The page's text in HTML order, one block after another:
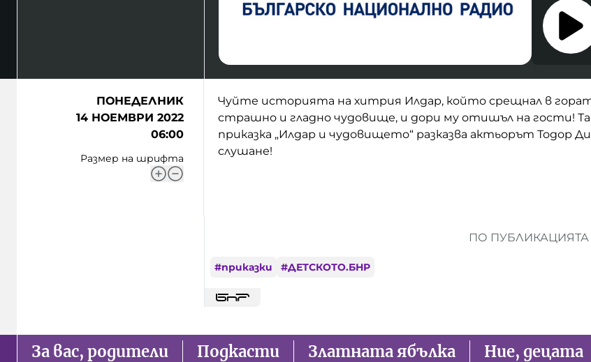
ПОНЕДЕЛНИК
14 НОЕМВРИ 2022
06:00
Размер на шрифта
Чуйте историята на хитрия Илдар, който срещнал в
страшно и гладно чудовище, и дори му отишъл на гости!
приказка „Илдар и чудовището“ разказва актьорът Тодор
слушане!
ПО
#приказки #ДЕТСКОТО.БНР
За вас, родители Подкасти Златната ябълка Ние, децата